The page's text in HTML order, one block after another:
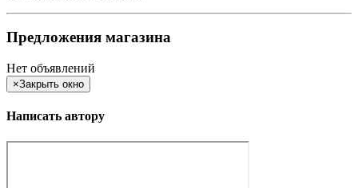
Предложения магазина
Нет объявлений
×Закрыть окно
Написать автору